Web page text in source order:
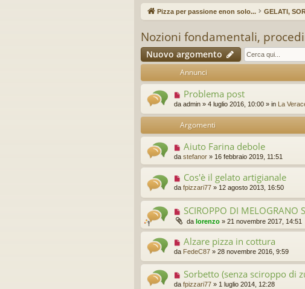
eg
m
en
R
ap
idi
Pizza per passione enon solo... GELATI,
Nozioni fondamentali,
Nuovo argomento
Annunci
Problema post
da admin » 4 luglio 2016, 10:00 » in La
Argomenti
Aiuto Farina debole
da stefanor » 16 febbraio 2019, 11:51
Cos'è il gelato artigianale
da fpizzari77 » 12 agosto 2013, 16:50
SCIROPPO DI MELOGRANO
da lorenzo » 21 novembre 2017, 14:51
Alzare pizza in cottura
da FedeC87 » 28 novembre 2016, 9:59
Sorbetto (senza sciroppo di
da fpizzari77 » 1 luglio 2014, 12:28